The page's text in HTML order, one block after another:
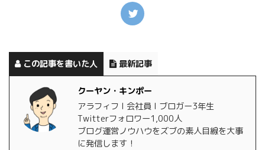
この記事を書いた人 最新記事
クーヤン・キンポー
アラフィフ l 会社員 l ブロガー3年生
Twitterフォロワー1,000人
ブログ運営ノウハウをズブの素人目線を大事
に発信します！